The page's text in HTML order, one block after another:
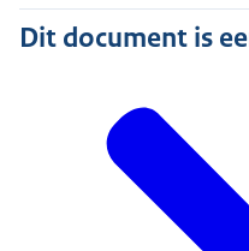
Dit document is